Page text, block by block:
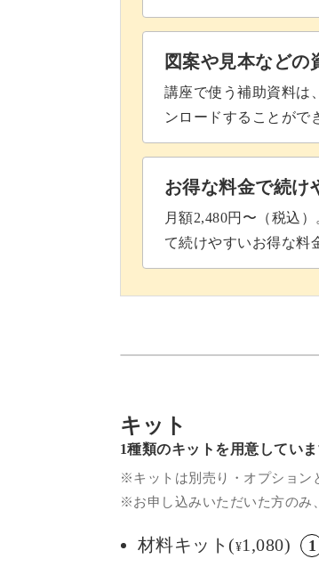
図案や見本などの
講座で使う補助資料は
ンロードすることがで
お得な料金で続け
月額2,480円〜（税込
て続けやすいお得な料
キット
1種類のキットを用意していま
※キットは別売り・オプション
※お申し込みいただいた方のみ
材料キット(¥1,080) 1